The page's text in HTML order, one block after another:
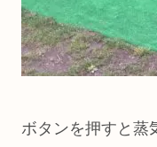
ボタンを押すと蒸